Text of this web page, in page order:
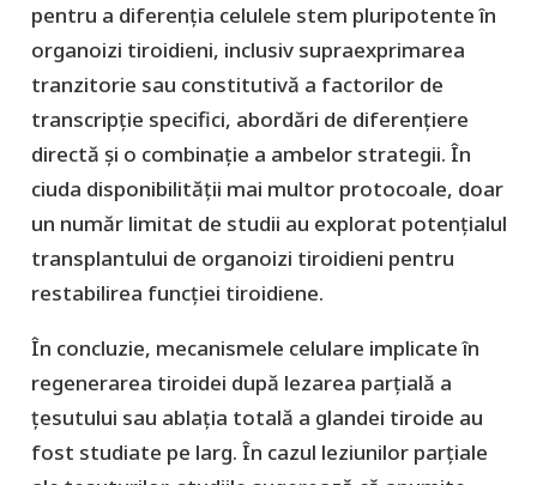
pentru a diferenția celulele stem pluripotente în
organoizi tiroidieni, inclusiv supraexprimarea
tranzitorie sau constitutivă a factorilor de
transcripție specifici, abordări de diferențiere
directă și o combinație a ambelor strategii. În
ciuda disponibilității mai multor protocoale, doar
un număr limitat de studii au explorat potențialul
transplantului de organoizi tiroidieni pentru
restabilirea funcției tiroidiene.
În concluzie, mecanismele celulare implicate în
regenerarea tiroidei după lezarea parțială a
țesutului sau ablația totală a glandei tiroide au
fost studiate pe larg. În cazul leziunilor parțiale